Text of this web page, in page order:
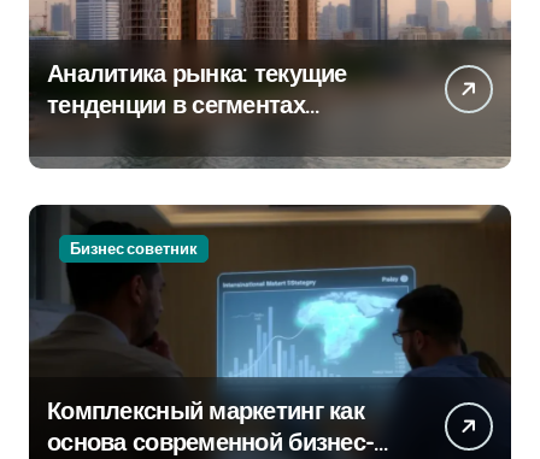
Аналитика рынка: текущие
тенденции в сегментах
Бизнес советник
Комплексный маркетинг как
основа современной бизнес-